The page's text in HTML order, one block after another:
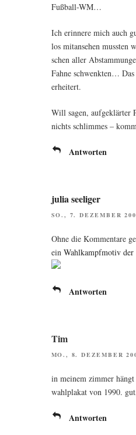
Fußball-WM…
Ich erin­ne­re mich auch
los mit­an­se­hen muss­ten
schen aller
Fah­ne schwenk­ten…
erheitert.
Will sagen, auf­ge­klär­ter
nichts schlim­mes –
Antworten
julia seeliger
SO., 7. DEZEMBER
Ohne die Kom­men­ta­re
ein Wahl­kampf­mo­tiv der
Antworten
Tim
MO., 8. DEZEMBER
in mei­nem zim­mer hängt
wahl­pla­kat von 1990.
Antworten